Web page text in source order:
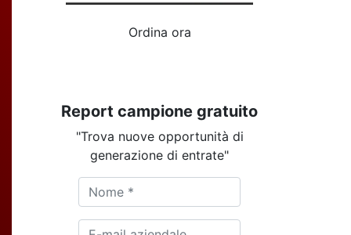
Ordina ora
Report campione gratuito
"Trova nuove opportunità di
generazione di entrate"